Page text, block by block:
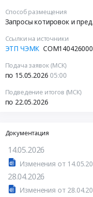
Способ размещения
Запросы котировок и
Ссылки на источники
ЭТП ЧЭМК
Подача заявок (МСК)
по 15.05.2026 05:00
Подведение итогов (МСК)
по 22.05.2026
Документация
14.05.2026
28.04.2026